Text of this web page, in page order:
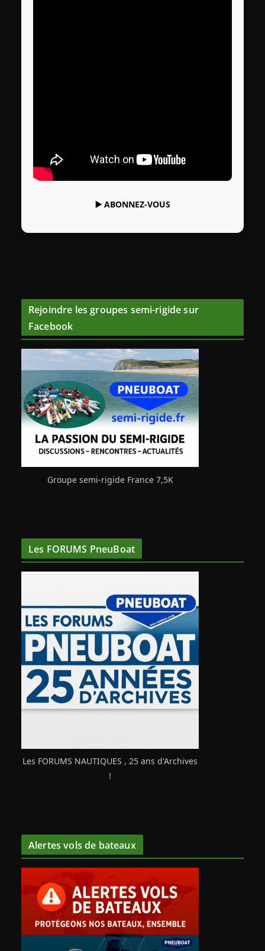
▶️ ABONNEZ-VOUS
Rejoindre les groupes semi-rigide sur
Facebook
Groupe semi-rigide France 7,5K
Les FORUMS PneuBoat
Les FORUMS NAUTIQUES , 25 ans d'Archives
!
Alertes vols de bateaux